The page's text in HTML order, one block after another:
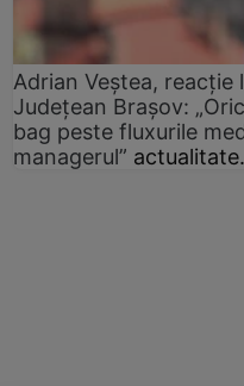
Adrian Veștea, reacție
Județean Brașov:
bag peste fluxurile
managerul”